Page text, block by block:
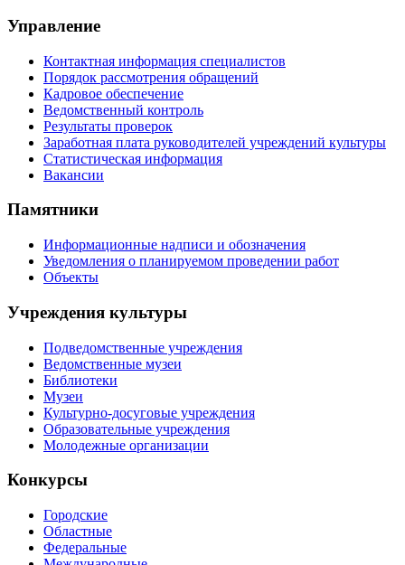
Управление
Контактная информация специалистов
Порядок рассмотрения обращений
Кадровое обеспечение
Ведомственный контроль
Результаты проверок
Заработная плата руководителей учреждений культуры
Статистическая информация
Вакансии
Памятники
Информационные надписи и обозначения
Уведомления о планируемом проведении работ
Объекты
Учреждения культуры
Подведомственные учреждения
Ведомственные музеи
Библиотеки
Музеи
Культурно-досуговые учреждения
Образовательные учреждения
Молодежные организации
Конкурсы
Городские
Областные
Федеральные